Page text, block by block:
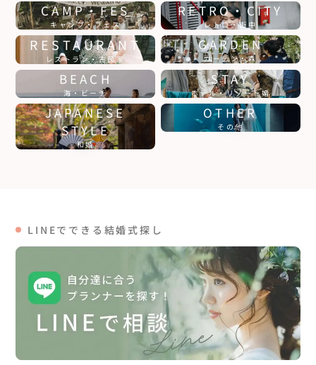
CAMP・FES
キャンプ・フェス
RETRO・CITY
レトロ・街中
RESTAURANT
レストラン・古民家
GARDEN
ガーデン・森
BEACH
海・ビーチ
STAY
ホテル・リゾート婚
JAPANESE
STYLE
和婚
OTHER
その他
LINEでできる結婚式探し